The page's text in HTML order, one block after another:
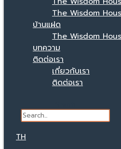
The Wisdom
บ้านแฝด
The Wisdom
บทความ
ติดต่อเรา
เกี่ยวกับเรา
ติดต่อเรา
TH